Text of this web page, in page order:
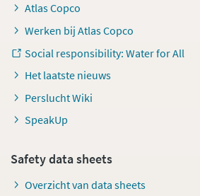
Atlas Copco
Werken bij Atlas Copco
Social responsibility: Water for All
Het laatste nieuws
Perslucht Wiki
SpeakUp
Safety data sheets
Overzicht van data sheets